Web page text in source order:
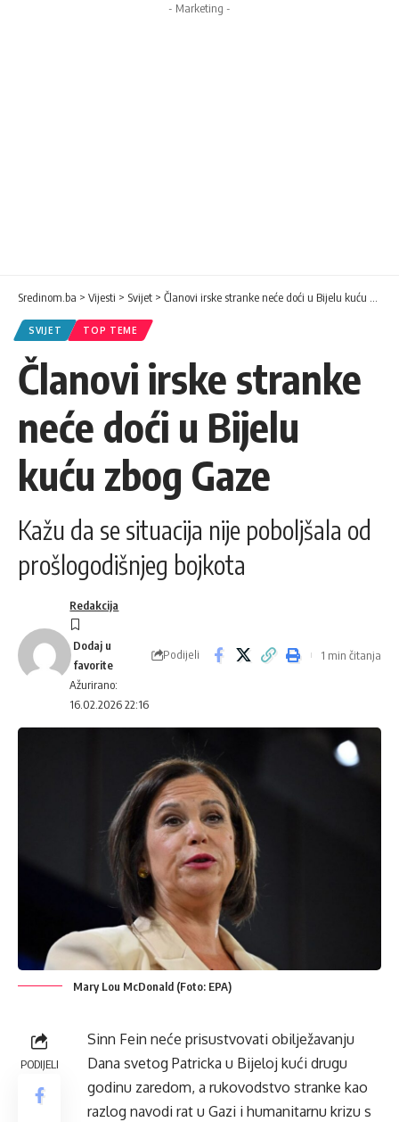
- Marketing -
Sredinom.ba > Vijesti > Svijet > Članovi irske stranke neće doći u Bijelu kuću zbog Gaze
SVIJET TOP TEME
Članovi irske stranke
neće doći u Bijelu
kuću zbog Gaze
Kažu da se situacija nije poboljšala od
prošlogodišnjeg bojkota
Ažurirano:
16.02.2026 22:16
Redakcija
Podijeli 1 min čitanja
Mary Lou McDonald (Foto: EPA)
PODIJELI
Sinn Fein neće prisustvovati obilježavanju
Dana svetog Patricka u Bijeloj kući drugu
godinu zaredom, a rukovodstvo stranke kao
razlog navodi rat u Gazi i humanitarnu krizu s